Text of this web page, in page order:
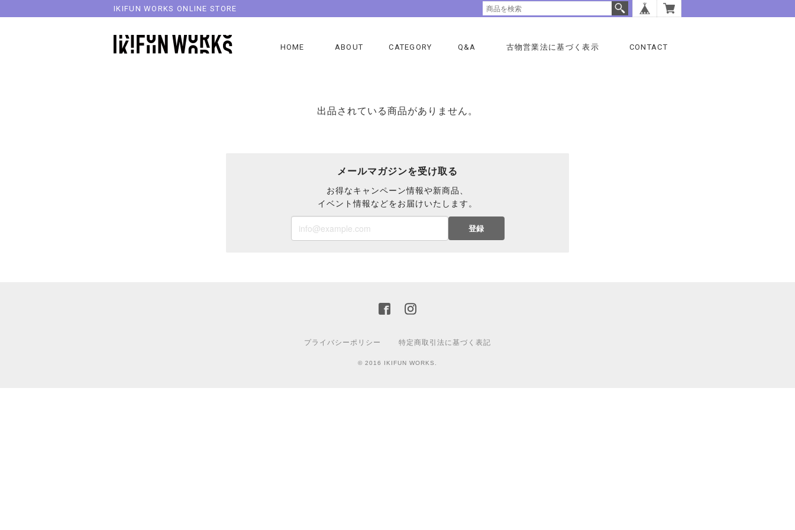
IKIFUN WORKS ONLINE STORE
HOME ABOUT CATEGORY Q&A 古物営業法に基づく表示 CONTACT
出品されている商品がありません。
メールマガジンを受け取る
お得なキャンペーン情報や新商品、
イベント情報などをお届けいたします。
登録
プライバシーポリシー 特定商取引法に基づく表記
© 2016 IKIFUN WORKS.